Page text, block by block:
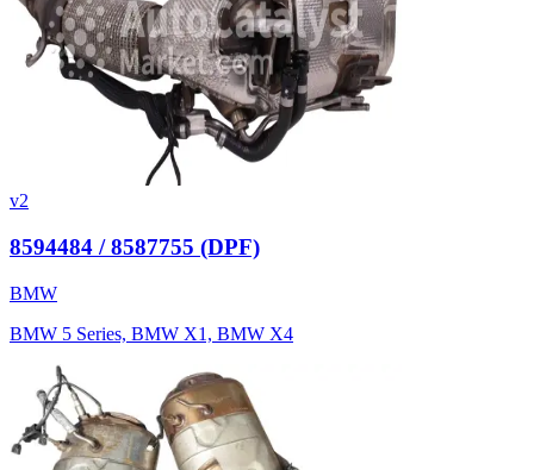
v2
8594484 / 8587755 (DPF)
BMW
BMW 5 Series, BMW X1, BMW X4